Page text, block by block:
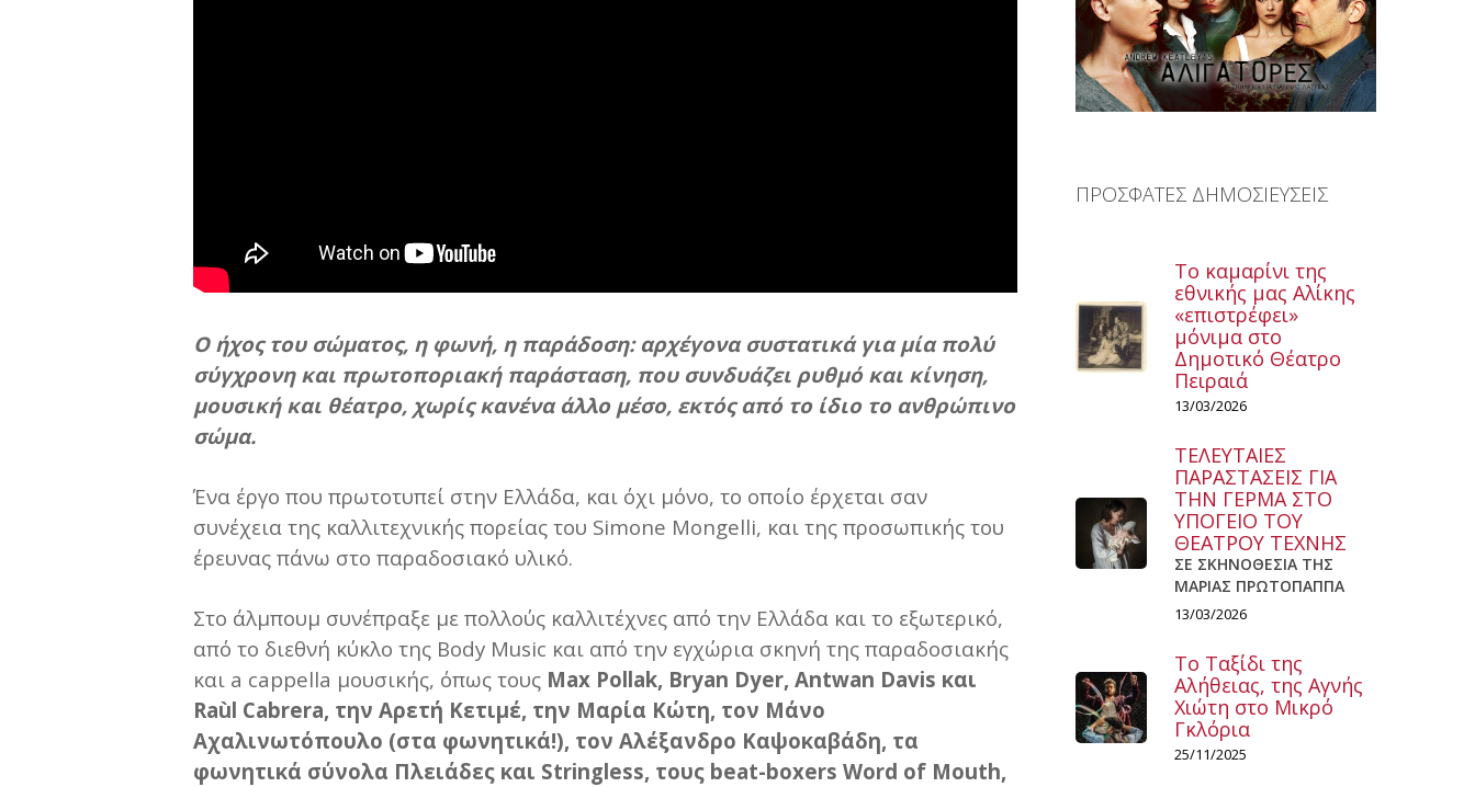
Ο ήχος του σώματος, η φωνή, η παράδοση: αρχέγονα συστατικά για μία πολύ
σύγχρονη και πρωτοποριακή παράσταση, που συνδυάζει ρυθμό και κίνηση,
μουσική και θέατρο, χωρίς κανένα άλλο μέσο, εκτός από το ίδιο το ανθρώπινο
σώμα.
Ένα έργο που πρωτοτυπεί στην Ελλάδα, και όχι μόνο, το οποίο έρχεται σαν
συνέχεια της καλλιτεχνικής πορείας του Simone Mongelli, και της προσωπικής του
έρευνας πάνω στο παραδοσιακό υλικό.
Στο άλμπουμ συνέπραξε με πολλούς καλλιτέχνες από την Ελλάδα και το εξωτερικό,
από το διεθνή κύκλο της Body Music και από την εγχώρια σκηνή της παραδοσιακής
και a cappella μουσικής, όπως τους Max Pollak, Bryan Dyer, Antwan Davis και
Raùl Cabrera, την Αρετή Κετιμέ, την Μαρία Κώτη, τον Μάνο
Αχαλινωτόπουλο (στα φωνητικά!), τον Αλέξανδρο Καψοκαβάδη, τα
φωνητικά σύνολα Πλειάδες και Stringless, τους beat-boxers Word of Mouth,
ΠΡΟΣΦΑΤΕΣ ΔΗΜΟΣΙΕΥΣΕΙΣ
Το καμαρίνι της
εθνικής μας Αλίκης
«επιστρέφει»
μόνιμα στο
Δημοτικό Θέατρο
Πειραιά
13/03/2026
ΤΕΛΕΥΤΑΙΕΣ
ΠΑΡΑΣΤΑΣΕΙΣ ΓΙΑ
ΤΗΝ ΓΕΡΜΑ ΣΤΟ
ΥΠΟΓΕΙΟ ΤΟΥ
ΘΕΑΤΡΟΥ ΤΕΧΝΗΣ
ΣΕ ΣΚΗΝΟΘΕΣΙΑ ΤΗΣ
ΜΑΡΙΑΣ ΠΡΩΤΟΠΑΠΠΑ
13/03/2026
Το Ταξίδι της
Αλήθειας, της Αγνής
Χιώτη στο Μικρό
Γκλόρια
25/11/2025